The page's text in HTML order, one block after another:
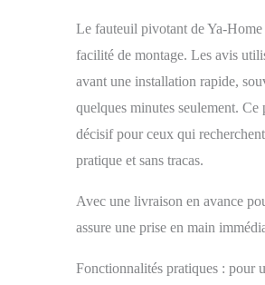
Haute
pour
un
même
【
Le fauteuil pivotant de Ya-Home
facilité de montage. Les avis
avant une installation rapide,
quelques minutes seulement. Ce
décisif pour ceux qui
pratique et sans tracas.
Avec une livraison en avance
assure une prise en main
Fonctionnalités pratiques : pour